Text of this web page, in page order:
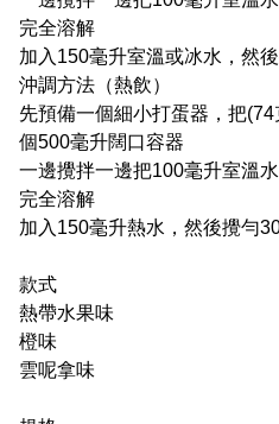
完全溶解
加入150毫升室溫或冰水，然
沖調方法（熱飲）
先預備一個細小打蛋器，把
個500毫升闊口容器
一邊攪拌一邊把100毫升室溫
完全溶解
加入150毫升熱水，然後攪勻
款式
熱帶水果味
橙味
雲呢拿味